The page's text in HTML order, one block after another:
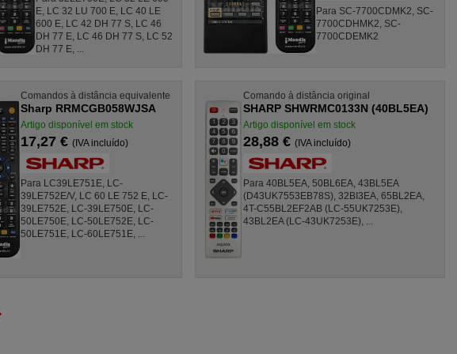
E, LC 32 LU 700 E, LC 40 LE
600 E, LC 42 DH 77 S, LC 46
DH 77 E, LC 46 DH 77 S, LC 52
DH 77 E, ...
Para SC-7700CDMK2, SC-
7700CDHMK2, SC-
7700CDEMK2
Comandos à distância equivalente
Sharp RRMCGB058WJSA
Artigo disponível em stock
17,27 € (IVA incluído)
Para LC39LE751E, LC-
39LE752E/V, LC 60 LE 752 E, LC-
39LE752E, LC-39LE750E, LC-
50LE750E, LC-50LE752E, LC-
50LE751E, LC-60LE751E, ...
Comando à distância original
SHARP SHWRMC0133N (40BL5EA)
Artigo disponível em stock
28,88 € (IVA incluído)
Para 40BL5EA, 50BL6EA, 43BL5EA
(D43UK7553EB78S), 32BI3EA, 65BL2EA,
4T-C55BL2EF2AB (LC-55UK7253E),
43BL2EA (LC-43UK7253E), ...